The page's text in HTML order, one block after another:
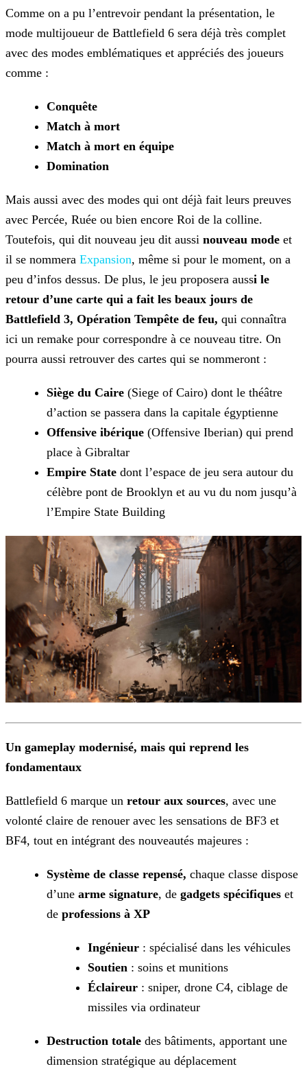
Comme on a pu l’entrevoir pendant la présentation, le
mode multijoueur de Battlefield 6 sera déjà très complet
avec des modes emblématiques et appréciés des joueurs
comme :
Conquête
Match à mort
Match à mort en équipe
Domination
Mais aussi avec des modes qui ont déjà fait leurs preuves
avec Percée, Ruée ou bien encore Roi de la colline.
Toutefois, qui dit nouveau jeu dit aussi nouveau mode et
il se nommera Expansion, même si pour le moment, on a
peu d’infos dessus. De plus, le jeu proposera aussi le
retour d’une carte qui a fait les beaux jours de
Battlefield 3, Opération Tempête de feu, qui connaîtra
ici un remake pour correspondre à ce nouveau titre. On
pourra aussi retrouver des cartes qui se nommeront :
Siège du Caire (Siege of Cairo) dont le théâtre
d’action se passera dans la capitale égyptienne
Offensive ibérique (Offensive Iberian) qui prend
place à Gibraltar
Empire State dont l’espace de jeu sera autour du
célèbre pont de Brooklyn et au vu du nom jusqu’à
l’Empire State Building
Un gameplay modernisé, mais qui reprend les
fondamentaux
Battlefield 6 marque un retour aux sources, avec une
volonté claire de renouer avec les sensations de BF3 et
BF4, tout en intégrant des nouveautés majeures :
Système de classe repensé, chaque classe dispose
d’une arme signature, de gadgets spécifiques et
de professions à XP
Ingénieur : spécialisé dans les véhicules
Soutien : soins et munitions
Éclaireur : sniper, drone C4, ciblage de
missiles via ordinateur
Destruction totale des bâtiments, apportant une
dimension stratégique au déplacement